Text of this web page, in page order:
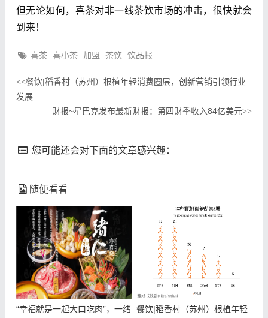
但无论如何，喜茶对非一线茶饮市场的冲击，很快就会
到来！
喜茶 喜小茶 加盟 茶饮 饮品报
<<餐饮|稻香村（苏州）根植年轻消费圈层，创新营销引领行业
发展
财报~星巴克发布最新财报：第四财季收入84亿美元>>
您可能还会对下面的文章感兴趣：
随便看看
“幸福就是一起大口吃肉”，一绪 餐饮|稻香村（苏州）根植年轻